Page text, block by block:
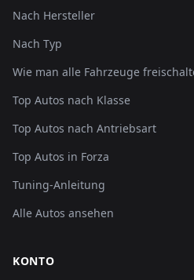
Nach Hersteller
Nach Typ
Wie man alle Fahrzeuge
Top Autos nach Klasse
Top Autos nach Antriebsart
Top Autos in Forza
Tuning-Anleitung
Alle Autos ansehen
KONTO